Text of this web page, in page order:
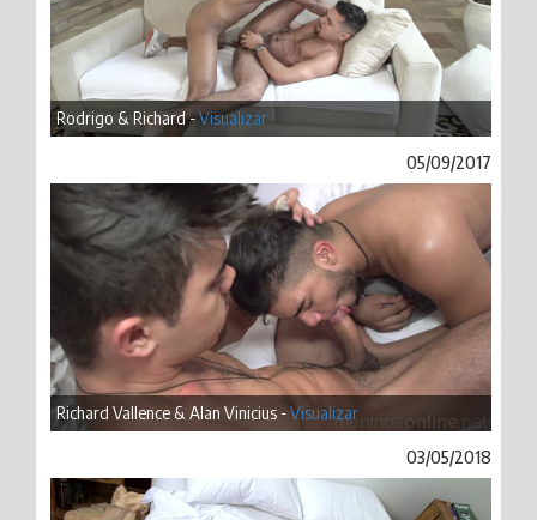
Rodrigo & Richard -Visualizar
05/09/2017
Richard Vallence & Alan Vinicius -Visualizar
03/05/2018